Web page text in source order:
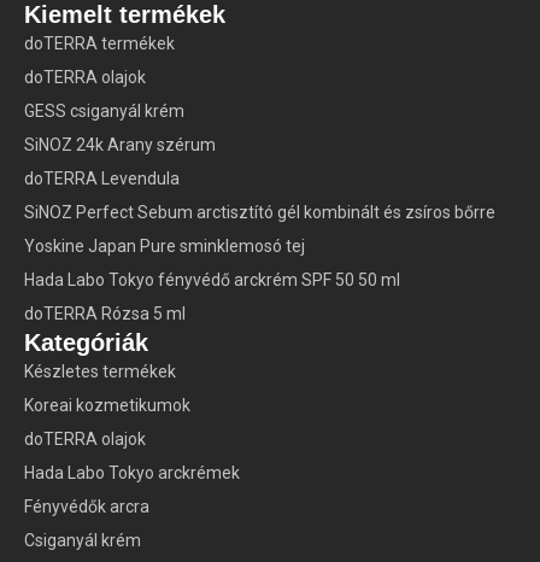
Kiemelt termékek
doTERRA termékek
doTERRA olajok
GESS csiganyál krém
SiNOZ 24k Arany szérum
doTERRA Levendula
SiNOZ Perfect Sebum arctisztító gél kombinált és zsíros bőrre
Yoskine Japan Pure sminklemosó tej
Hada Labo Tokyo fényvédő arckrém SPF 50 50 ml
doTERRA Rózsa 5 ml
Kategóriák
Készletes termékek
Koreai kozmetikumok
doTERRA olajok
Hada Labo Tokyo arckrémek
Fényvédők arcra
Csiganyál krém